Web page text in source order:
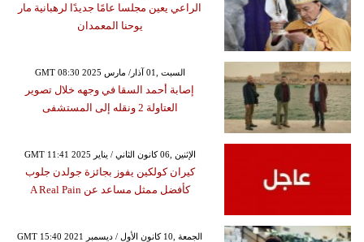
الراعي يعين مجلسا عامًا جديدًا لرهبانية مار
يوحنا المعمدان
GMT 08:30 2025 السبت ,01 آذار/ مارس
إصابة أحمد السقا في وجهه خلال تصوير
العتاولة 2 ونقله إلى المستشفى
GMT 11:41 2025 الإثنين ,06 كانون الثاني / يناير
كيران كولكين يفوز بجائزة جولدن جلوب
كأفضل ممثل مساعد عن A Real Pain
GMT 15:40 2021 الجمعة ,10 كانون الأول / ديسمبر